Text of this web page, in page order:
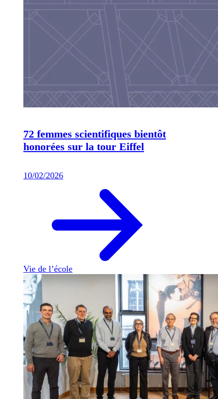
72 femmes scientifiques bientôt
honorées sur la tour Eiffel
10/02/2026
Vie de l’école